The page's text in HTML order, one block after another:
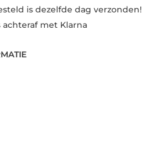
is dezelfde dag verzonden!
achteraf met Klarna